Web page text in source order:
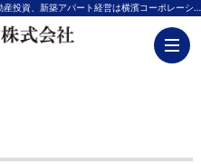
ブログ日別一覧【2026年5月16日】 | 神奈川の不動産投資、新築アパート経営は横濱コーポレーション